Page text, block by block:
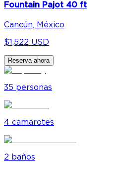
Fountain Pajot 40 ft
Cancún, México
$1,522 USD
Reserva ahora
35 personas
4 camarotes
2 baños